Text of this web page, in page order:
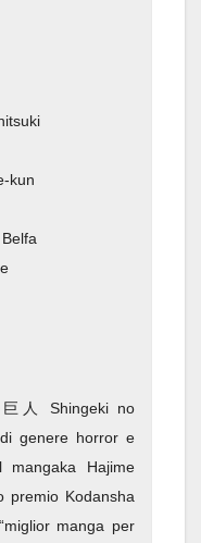
kun
巨人 Shingeki no
genere horror e
Hajime
premio Kodansha
manga per